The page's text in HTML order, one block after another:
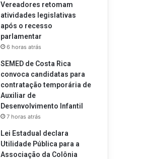
Vereadores retomam
atividades legislativas
após o recesso
parlamentar
6 horas atrás
SEMED de Costa Rica
convoca candidatas para
contratação temporária de
Auxiliar de
Desenvolvimento Infantil
7 horas atrás
Lei Estadual declara
Utilidade Pública para a
Associação da Colônia